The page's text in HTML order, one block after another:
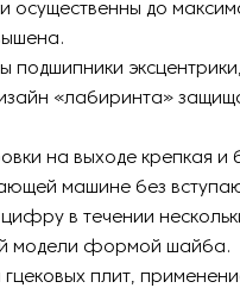
осущественны до
подшипники
«лабиринта»
на выходе крепкая и
машине без
в течении
модели формой шайба.
плит,